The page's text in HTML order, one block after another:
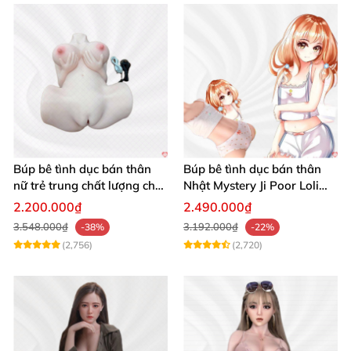
Búp bê tình dục bán thân
nữ trẻ trung chất lượng chất
chơi
2.200.000₫
3.548.000₫
-38%
(2,756)
Búp bê tình dục bán thân
Nhật Mystery Ji Poor Loli
TPE 6kg siêu mềm mại
2.490.000₫
3.192.000₫
-22%
(2,720)